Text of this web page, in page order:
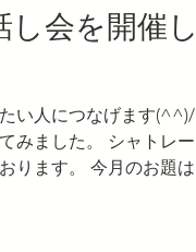
し会を開催
い人につなげます
みました。 シャトレ
ります。 今月のお題